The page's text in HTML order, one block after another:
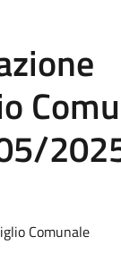
Comunale